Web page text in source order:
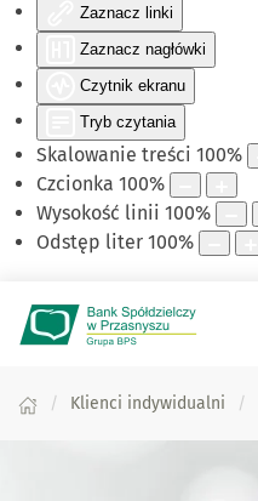
Zaznacz linki
Zaznacz nagłówki
Czytnik ekranu
Tryb czytania
Skalowanie treści 100%
Czcionka 100%
Wysokość linii 100%
Odstęp liter 100%
Klienci indywidualni